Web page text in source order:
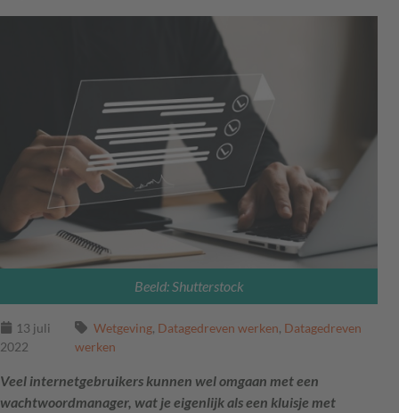
Beeld: Shutterstock
13 juli
2022
Wetgeving, Datagedreven werken, Datagedreven
werken
Veel internetgebruikers kunnen wel omgaan met een
wachtwoordmanager, wat je eigenlijk als een kluisje met